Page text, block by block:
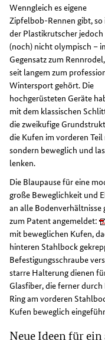
Wenngleich es eigene
Zipfelbob-Rennen gibt, so
der Plastikrutscher jedoch
(noch) nicht olympisch –
Gegensatz zum
seit langem zum
Wintersport gehört. Die
hochgerüsteten Geräte
mit dem klassischen
die zweikufige
die Kufen im vorderen
sondern beweglich und
lenken.
Die Blaupause für eine
große Beweglichkeit und
an alle Bodenverhältnisse
zum Patent angemeldet:
mit beweglichen Kufen,
hinteren Stahlbock
Befestigungsschraube
starre Halterung dienen
Glasfiber, die ferner
Ring am vorderen
Kufen beweglich
Neue Ideen für